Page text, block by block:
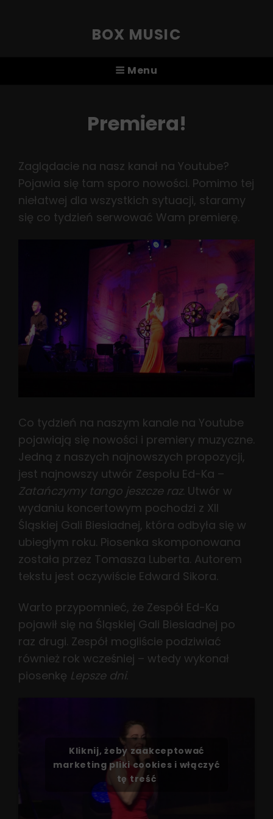
BOX MUSIC
Menu
Premiera!
Zaglądacie na nasz kanał na Youtube?
Pojawia się tam sporo nowości. Pomimo tej
niełatwej dla wszystkich sytuacji, staramy
się co tydzień serwować Wam premierę.
Co tydzień na naszym kanale na Youtube
pojawiają się nowości i premiery muzyczne.
Jedną z naszych najnowszych propozycji,
jest najnowszy utwór Zespołu Ed-Ka –
Zatańczymy tango jeszcze raz. Utwór w
wydaniu koncertowym pochodzi z XII
Śląskiej Gali Biesiadnej, która odbyła się w
ubiegłym roku. Piosenka skomponowana
została przez Tomasza Luberta. Autorem
tekstu jest oczywiście Edward Sikora.
Warto przypomnieć, że Zespół Ed-Ka
pojawił się na Śląskiej Gali Biesiadnej po
raz drugi. Zespół mogliście podziwiać
również rok wcześniej – wtedy wykonał
piosenkę Lepsze dni.
Kliknij, żeby zaakceptować
marketing pliki cookies i włączyć
tę treść